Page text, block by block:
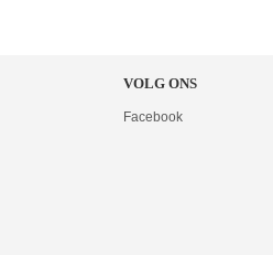
VOLG ONS
Facebook